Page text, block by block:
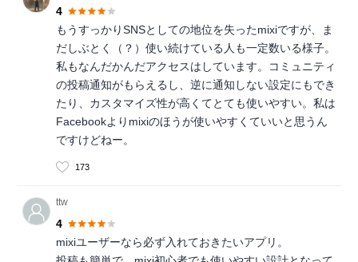
4
もうすっかりSNSとしての地位を失ったmixiですが、ま
だしぶとく（？）使い続けている人も一定数いる様子。
私もなんだかんだアクセスはしています。コミュニティ
の投稿通知がもらえるし、逆に通知しない設定にもでき
たり、カスタマイズ性が高くてとても使いやすい。私は
Facebookよりmixiのほうが使いやすくていいと思うん
ですけどねー。
173
ttw
4
mixiユーザーなら必ず入れておきたいアプリ。